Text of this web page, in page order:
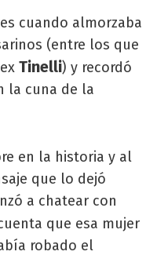
cuando almorzaba
(entre los que
Tinelli) y recordó
la cuna de la
en la historia y al
que lo dejó
a chatear con
que esa mujer
robado el